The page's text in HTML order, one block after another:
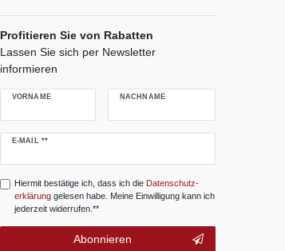
Profitieren Sie von Rabatten
Lassen Sie sich per Newsletter
informieren
VORNAME NACHNAME
E-MAIL **
Newsletter
Hiermit bestätige ich, dass ich die Daten­schutz­
erklärunggelesen habe. Meine Einwilligung kann ich
jederzeit widerrufen.**
Abonnieren